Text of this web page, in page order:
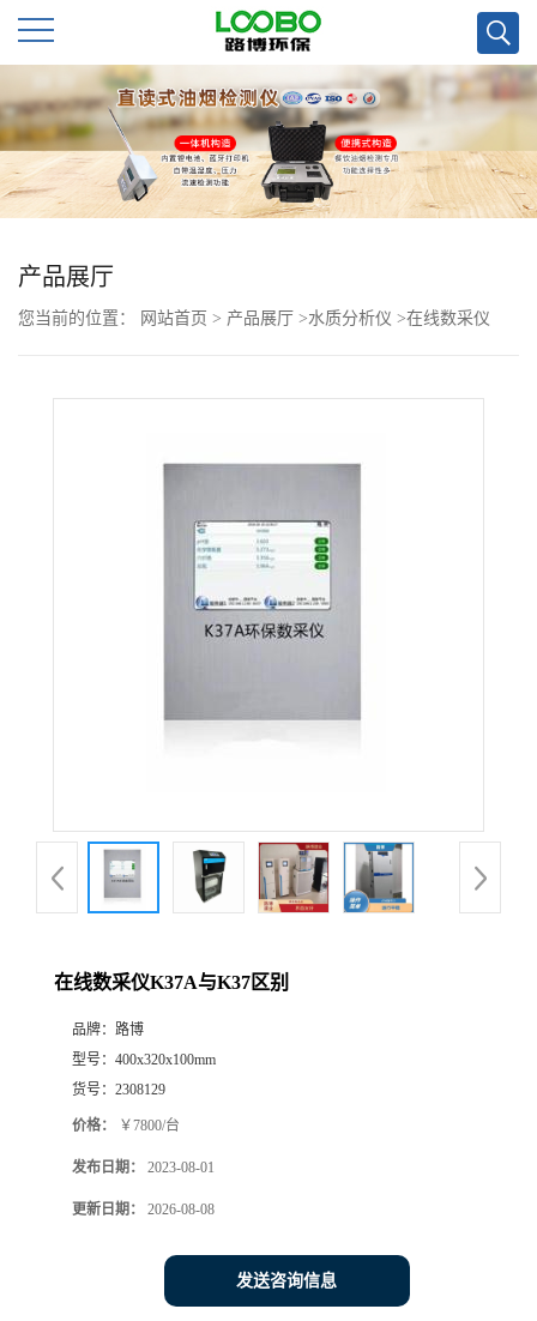
公
司
首
页
公
品
产品展厅
您当前的位置： 网站首页 > 产品展厅 >水质分析仪 >在线数采仪
在线数采仪K37A与K37区别
品牌： 路博
型号： 400x320x100mm
货号： 2308129
价格： ￥7800/台
发布日期： 2023-08-01
更新日期： 2026-08-08
发送咨询信息